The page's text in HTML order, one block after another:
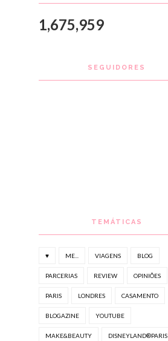
1,675,959
SEGUIDORES
TEMÁTICAS
♥ ME... VIAGENS BLOG
PARCERIAS REVIEW OPINIÕES
PARIS LONDRES CASAMENTO
BLOGAZINE YOUTUBE
MAKE&BEAUTY DISNEYLAND®PARIS